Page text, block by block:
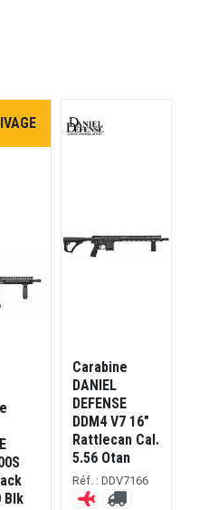
Blk
Carabine
DANIEL
DEFENSE
DDM4 V7 16"
Rattlecan Cal.
5.56 Otan
Réf. : DDV7166